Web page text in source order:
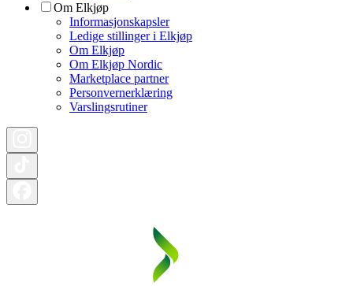
Om Elkjøp
Informasjonskapsler
Ledige stillinger i Elkjøp
Om Elkjøp
Om Elkjøp Nordic
Marketplace partner
Personvernerklæring
Varslingsrutiner